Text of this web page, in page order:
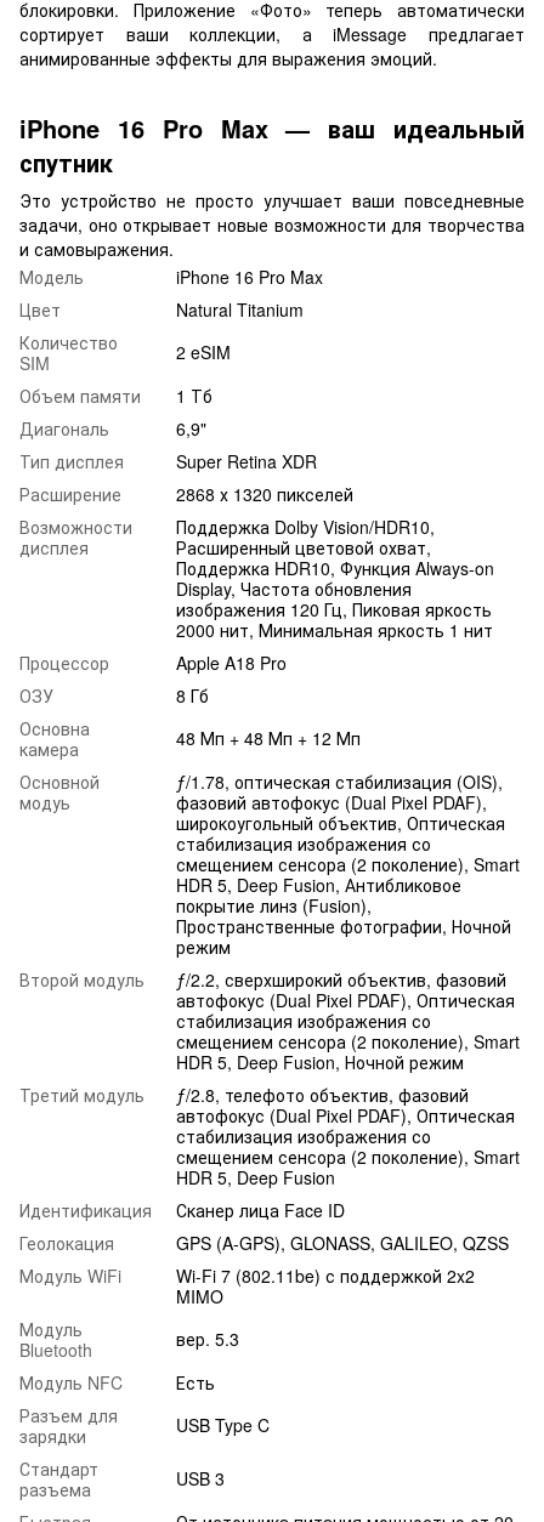
блокировки. Приложение «Фото» теперь автоматически
сортирует ваши коллекции, а iMessage предлагает
анимированные эффекты для выражения эмоций.
iPhone 16 Pro Max — ваш идеальный
спутник
Это устройство не просто улучшает ваши повседневные
задачи, оно открывает новые возможности для творчества
и самовыражения.
Модель
iPhone 16 Pro Max
Цвет
Natural Titanium
Количество
SIM
2 eSIM
Объем памяти
1 Тб
Диагональ
6,9"
Тип дисплея
Super Retina XDR
Расширение
2868 х 1320 пикселей
Возможности
дисплея
Поддержка Dolby Vision/HDR10,
Расширенный цветовой охват,
Поддержка HDR10, Функция Always-on
Display, Частота обновления
изображения 120 Гц, Пиковая яркость
2000 нит, Минимальная яркость 1 нит
Процессор
Apple A18 Pro
ОЗУ
8 Гб
Основна
камера
48 Мп + 48 Мп + 12 Мп
Основной
модуь
ƒ/1.78, оптическая стабилизация (OIS),
фазовий автофокус (Dual Pixel PDAF),
широкоугольный объектив, Оптическая
стабилизация изображения со
смещением сенсора (2 поколение), Smart
HDR 5, Deep Fusion, Антибликовое
покрытие линз (Fusion),
Пространственные фотографии, Ночной
режим
Второй модуль
ƒ/2.2, сверхширокий объектив, фазовий
автофокус (Dual Pixel PDAF), Оптическая
стабилизация изображения со
смещением сенсора (2 поколение), Smart
HDR 5, Deep Fusion, Ночной режим
Третий модуль
ƒ/2.8, телефото объектив, фазовий
автофокус (Dual Pixel PDAF), Оптическая
стабилизация изображения со
смещением сенсора (2 поколение), Smart
HDR 5, Deep Fusion
Идентификация
Сканер лица Face ID
Геолокация
GPS (A-GPS), GLONASS, GALILEO, QZSS
Модуль WiFi
Wi-Fi 7 (802.11be) с поддержкой 2x2
MIMO
Модуль
Bluetooth
вер. 5.3
Модуль NFC
Есть
Разъем для
зарядки
USB Type C
Стандарт
разъема
USB 3